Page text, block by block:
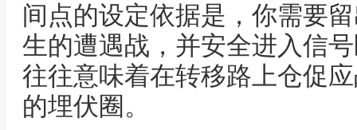
间点的设定依据是，你需要
生的遭遇战，并安全进入信
往往意味着在转移路上仓促
的埋伏圈。